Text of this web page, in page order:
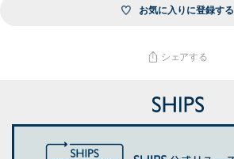
お気に入りに登録する
シェアする